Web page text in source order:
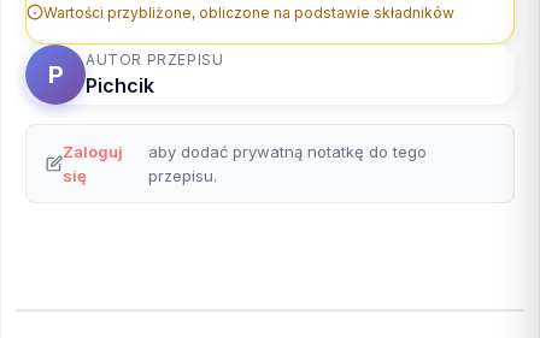
Wartości przybliżone, obliczone na podstawie składników
P
AUTOR PRZEPISU
Pichcik
Zaloguj
się
aby dodać prywatną notatkę do tego
przepisu.